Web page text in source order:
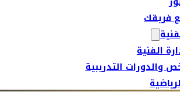
فريقك
الفنية
والدورات التدريبية